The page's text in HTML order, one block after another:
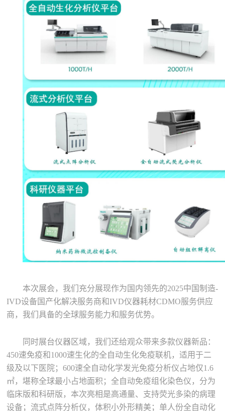
本次展会，我们充分展现作为国内领先的2025中国制造-
IVD设备国产化解决服务商和IVD仪器耗材CDMO服务供应
商，我们具备的全球服务能力和服务优势。
同时展台仪器区域，我们还给观众带来多款仪器新品：
450速免疫和1000速生化的全自动生化免疫联机，适用于二
级及以下医院；600速全自动化学发光免疫分析仪占地仅1.6
㎡，堪称全球最小占地面积；全自动免疫组化染色仪，分为
临床版和科研版，本次亮相是高通量、支持荧光多染的病理
设备；流式点阵分析仪，体积小外形精美；单人份全自动化